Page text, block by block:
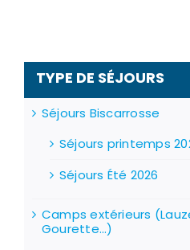
TYPE DE SÉJOURS
Séjours Biscarrosse
Séjours printemps
Séjours Été 2026
Camps extérieurs
Gourette...)